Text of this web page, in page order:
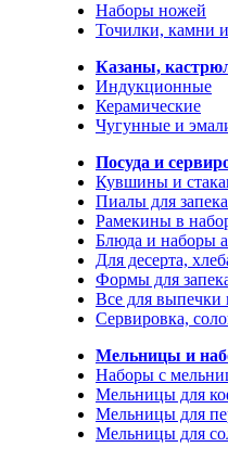
Наборы ножей
Точилки, камни
Казаны,
Индукционные
Керамические
Чугунные и
Посуда и
Кувшины и
Пиалы для
Рамекины в
Блюда и наборы
Для десерта,
Формы для
Все для
Сервировка,
Мельницы и
Наборы с
Мельницы для
Мельницы для
Мельницы для